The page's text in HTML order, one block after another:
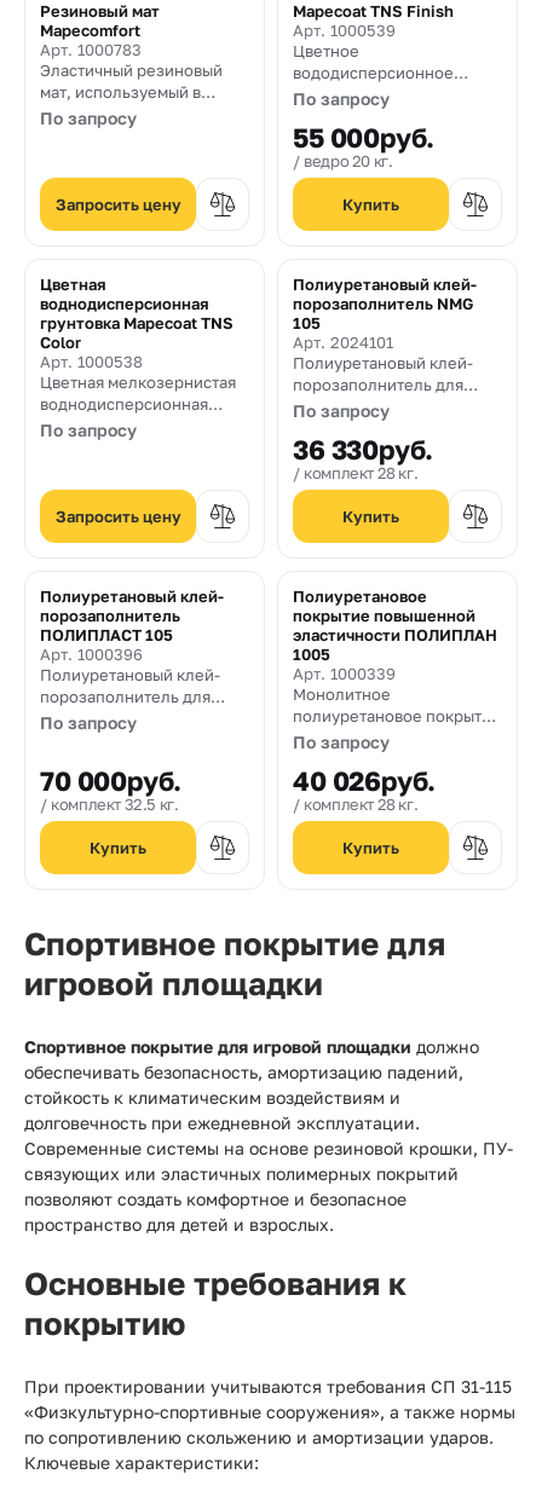
Контакты
8
550-
03-
50
sales@mpkm.org
Резиновый мат
Mapecomfort
Арт. 1000783
Эластичный резиновый
мат, используемый в
сочетании с продуктами
многоцелевых игровых
площадок и теннисных
кортов
По запросу
Запросить цену
Mapecoat TNS Finish
Арт. 1000539
Цветное
вододисперсионное
покрытие на основе
специально отобранными
наполнителями для
создания открытых и
крытых теннисных кортов
и многоцелевых
спортивных площадок
По запросу
55 000руб.
ведро 20 кг.
Цветная
воднодисперсионная
грунтовка Mapecoat TNS
Color
Арт. 1000538
Цветная мелкозернистая
воднодисперсионная
грунтовка на основе
кварцевого песка для
применения на открытых и
закрытых теннисных
кортах, многоцелевых
спортивных площадках,
велосипедных и
пешеходных дорожках
По запросу
Запросить цену
Полиуретановый клей-
порозаполнитель NMG
105
Арт. 2024101
Полиуретановый клей-
порозаполнитель для
подложек из резиновой
По запросу
36 330руб.
комплект 28 кг.
Полиуретановый клей-
порозаполнитель
ПОЛИПЛАСТ 105
Арт. 1000396
Полиуретановый клей-
порозаполнитель для
подложек из резиновой
По запросу
70 000руб.
комплект 32.5 кг.
Полиуретановое
покрытие повышенной
эластичности ПОЛИПЛАН
1005
Арт. 1000339
Монолитное
полиуретановое покрытие
пола повышенной
По запросу
40 026руб.
комплект 28 кг.
Спортивное покрытие для
игровой площадки
Спортивное покрытие для игровой площадки должно
обеспечивать безопасность, амортизацию падений,
стойкость к климатическим воздействиям и
долговечность при ежедневной эксплуатации.
Современные системы на основе резиновой крошки, ПУ-
связующих или эластичных полимерных покрытий
позволяют создать комфортное и безопасное
пространство для детей и взрослых.
Основные требования к
покрытию
При проектировании учитываются требования СП 31-115
«Физкультурно-спортивные сооружения», а также нормы
по сопротивлению скольжению и амортизации ударов.
Ключевые характеристики: